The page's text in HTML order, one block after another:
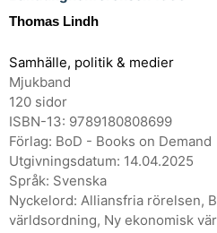
Thomas Lindh
Samhälle, politik & medier
Mjukband
120 sidor
ISBN-13: 9789180808699
Förlag: BoD - Books on Demand
Utgivningsdatum: 14.04.2025
Språk: Svenska
Nyckelord: Alliansfria rörelsen,
världsordning, Ny ekonomisk